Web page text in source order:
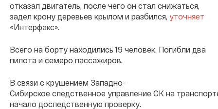
отказал двигатель, после чего он стал снижаться,
задел крону деревьев крылом и разбился, уточняет
«Интерфакс».
Всего на борту находились 19 человек. Погибли два
пилота и семеро пассажиров.
В связи с крушением Западно-
Сибирское следственное управление СК на
начало доследственную проверку.